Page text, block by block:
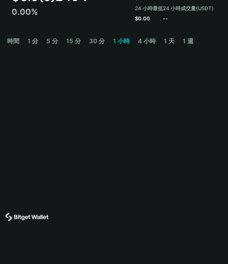
Español
0.00%
24 小時最低
$0.00
24 小時成交量(USDT)
--
時間 1 分 5 分 15 分 30 分 1 小時 4 小時 1 天 1 週